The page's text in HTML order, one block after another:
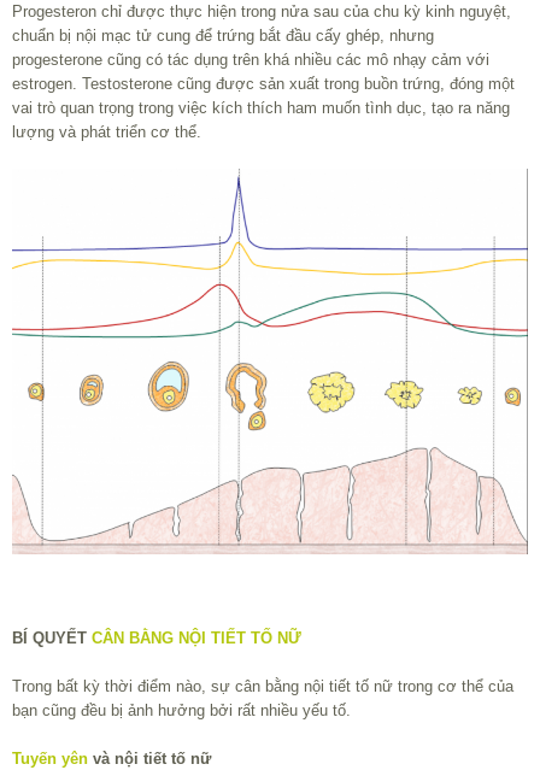
Progesteron chỉ được thực hiện trong nửa sau của chu kỳ kinh nguyệt,
chuẩn bị nội mạc tử cung để trứng bắt đầu cấy ghép, nhưng
progesterone cũng có tác dụng trên khá nhiều các mô nhạy cảm với
estrogen. Testosterone cũng được sản xuất trong buồn trứng, đóng một
vai trò quan trọng trong việc kích thích ham muốn tình dục, tạo ra năng
lượng và phát triển cơ thể.
BÍ QUYẾT CÂN BẰNG NỘI TIẾT TỐ NỮ
Trong bất kỳ thời điểm nào, sự cân bằng nội tiết tố nữ trong cơ thể của
bạn cũng đều bị ảnh hưởng bởi rất nhiều yếu tố.
Tuyến yên và nội tiết tố nữ